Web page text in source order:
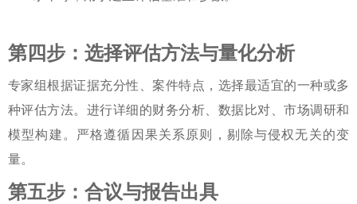
第四步：选择评估方法与量化分析
专家组根据证据充分性、案件特点，选择最适宜的一种或多
种评估方法。进行详细的财务分析、数据比对、市场调研和
模型构建。严格遵循因果关系原则，剔除与侵权无关的变
量。
第五步：合议与报告出具